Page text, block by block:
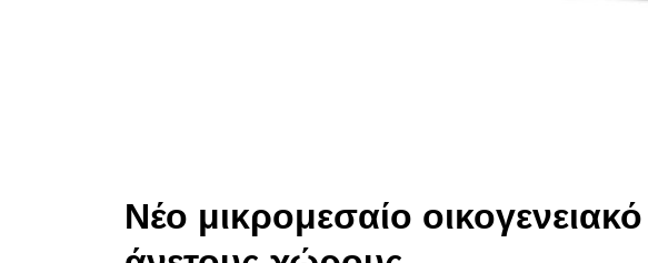
Νέο μικρομεσαίο